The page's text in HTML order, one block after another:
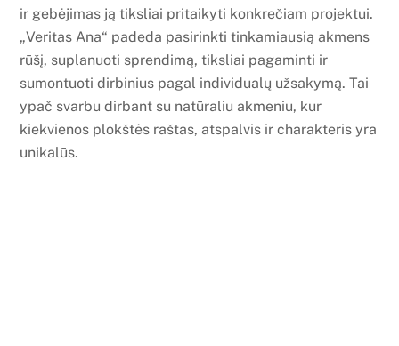
ir gebėjimas ją tiksliai pritaikyti konkrečiam projektui.
„Veritas Ana“ padeda pasirinkti tinkamiausią akmens
rūšį, suplanuoti sprendimą, tiksliai pagaminti ir
sumontuoti dirbinius pagal individualų užsakymą. Tai
ypač svarbu dirbant su natūraliu akmeniu, kur
kiekvienos plokštės raštas, atspalvis ir charakteris yra
unikalūs.